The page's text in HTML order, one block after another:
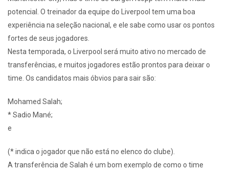
potencial. O treinador da equipe do Liverpool tem uma boa
experiência na seleção nacional, e ele sabe como usar os pontos
fortes de seus jogadores.
Nesta temporada, o Liverpool será muito ativo no mercado de
transferências, e muitos jogadores estão prontos para deixar o
time. Os candidatos mais óbvios para sair são:
Mohamed Salah;
* Sadio Mané;
e
(* indica o jogador que não está no elenco do clube).
A transferência de Salah é um bom exemplo de como o time